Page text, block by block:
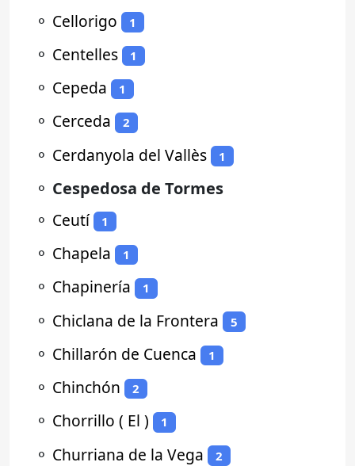
⚬ Cellorigo 1
⚬ Centelles 1
⚬ Cepeda 1
⚬ Cerceda 2
⚬ Cerdanyola del Vallès 1
⚬ Cespedosa de Tormes
⚬ Ceutí 1
⚬ Chapela 1
⚬ Chapinería 1
⚬ Chiclana de la Frontera 5
⚬ Chillarón de Cuenca 1
⚬ Chinchón 2
⚬ Chorrillo ( El ) 1
⚬ Churriana de la Vega 2